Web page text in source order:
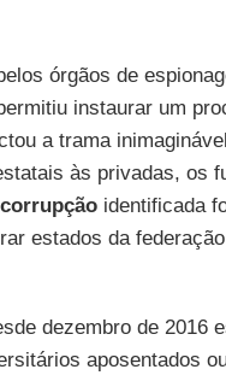
órgãos de
instaurar um
a trama
às privadas, os
corrupçãoidentificada
estados da
dezembro de 2016
aposentados